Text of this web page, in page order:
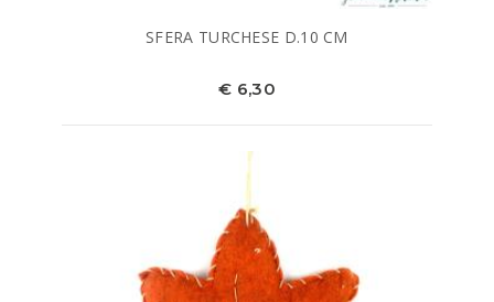
SFERA TURCHESE D.10 CM
€ 6,30